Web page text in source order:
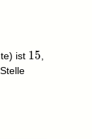
&
ist 15
15